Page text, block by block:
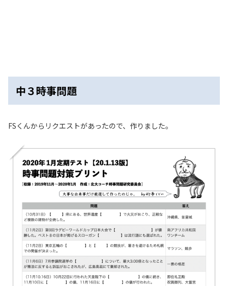
中３時事問題
FSくんからリクエストがあったので、作りました。